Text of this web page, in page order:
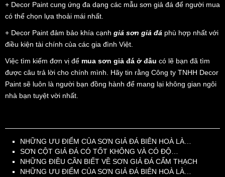
+ Decor Paint cung ứng đa dạng các mẫu sơn giả đá để người mua
có thể chọn lựa thoải mái nhất.
+ Decor Paint đảm bảo khía cạnh giá sơn giả đá phù hợp nhất với
điều kiện tài chính của các gia đình Việt.
Việc tìm kiếm đơn vị để mua sơn giả đá ở đâu có lẽ bạn đã tìm
được câu trả lời cho chính mình. Hãy tin rằng Công ty TNHH Decor
Paint sẽ luôn là người bạn đồng hành để mang lại không gian ngôi
nhà bạn tuyệt vời nhất.
NHỮNG ƯU ĐIỂM CỦA SƠN GIẢ ĐÁ BIÊN HOÀ LÀ…
SƠN CỘT GIẢ ĐÁ CÓ TỐT KHÔNG VÀ CÓ ĐỘ…
NHỮNG ĐIỀU CẦN BIẾT VỀ SƠN GIẢ ĐÁ CẨM THẠCH
NHỮNG ƯU ĐIỂM CỦA SƠN GIẢ ĐÁ BIÊN HOÀ LÀ…